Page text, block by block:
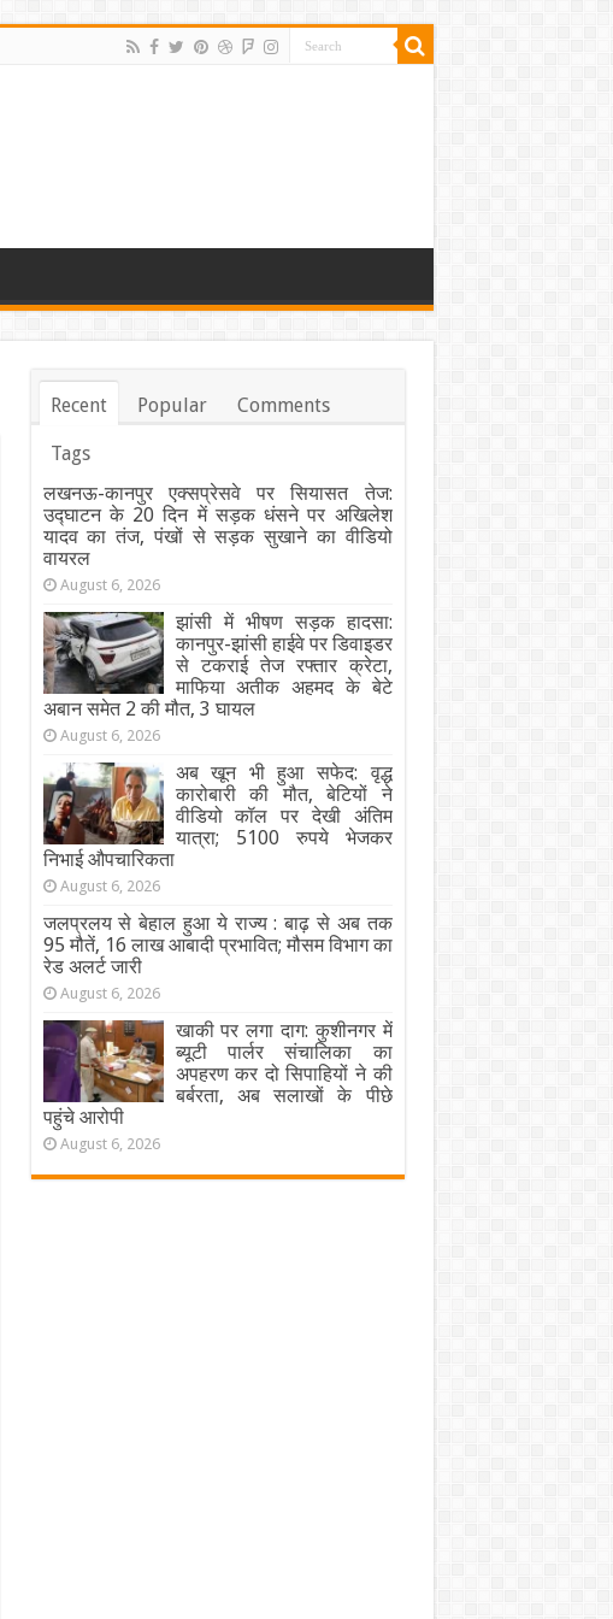
Recent Popular Comments
Tags
लखनऊ-कानपुर एक्सप्रेसवे पर सियासत तेज:
उद्घाटन के 20 दिन में सड़क धंसने पर अखिलेश
यादव का तंज, पंखों से सड़क सुखाने का वीडियो
वायरल
August 6, 2026
झांसी में भीषण सड़क हादसा:
कानपुर-झांसी हाईवे पर डिवाइडर
से टकराई तेज रफ्तार क्रेटा,
माफिया अतीक अहमद के बेटे
अबान समेत 2 की मौत, 3 घायल
August 6, 2026
अब खून भी हुआ सफेद: वृद्ध
कारोबारी की मौत, बेटियों ने
वीडियो कॉल पर देखी अंतिम
यात्रा; 5100 रुपये भेजकर
निभाई औपचारिकता
August 6, 2026
जलप्रलय से बेहाल हुआ ये राज्य : बाढ़ से अब तक
95 मौतें, 16 लाख आबादी प्रभावित; मौसम विभाग का
रेड अलर्ट जारी
August 6, 2026
खाकी पर लगा दाग: कुशीनगर में
ब्यूटी पार्लर संचालिका का
अपहरण कर दो सिपाहियों ने की
बर्बरता, अब सलाखों के पीछे
पहुंचे आरोपी
August 6, 2026